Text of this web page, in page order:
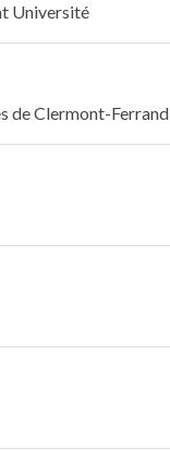
Université
de Clermont-Ferrand